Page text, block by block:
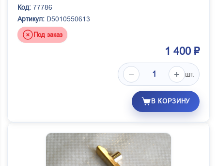
Код: 77786
Артикул: D5010550613
Под заказ
1 400 ₽
шт.
В КОРЗИНУ